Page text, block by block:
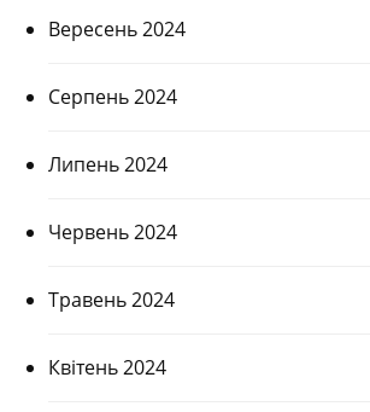
Вересень 2024
Серпень 2024
Липень 2024
Червень 2024
Травень 2024
Квітень 2024